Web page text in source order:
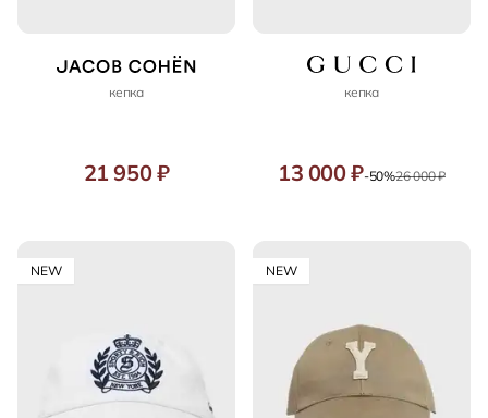
кепка
21 950 ₽
кепка
13 000 ₽-50%26 000 ₽
NEW NEW